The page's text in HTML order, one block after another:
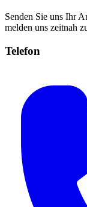
Senden Sie uns Ihr
melden uns zeitnah
Telefon